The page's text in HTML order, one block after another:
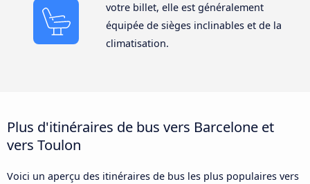
votre billet, elle est généralement
équipée de sièges inclinables et de la
climatisation.
Plus d'itinéraires de bus vers Barcelone et
vers Toulon
Voici un aperçu des itinéraires de bus les plus populaires vers